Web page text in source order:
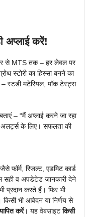
अप्लाई करें!
से MTS तक – हर लेवल पर
स्टोरी का हिस्सा बनने का
स्टडी मटेरियल, मॉक टेस्ट्स
– “मैं अप्लाई करने जा रहा
अलर्ट्स के लिए। सफलता की
फॉर्म, रिजल्ट, एडमिट कार्ड
व अपडेटेड जानकारी देने
प्रदान करते हैं। फिर भी
किसी भी आवेदन या निर्णय से
करें। यह वेबसाइटकिसी